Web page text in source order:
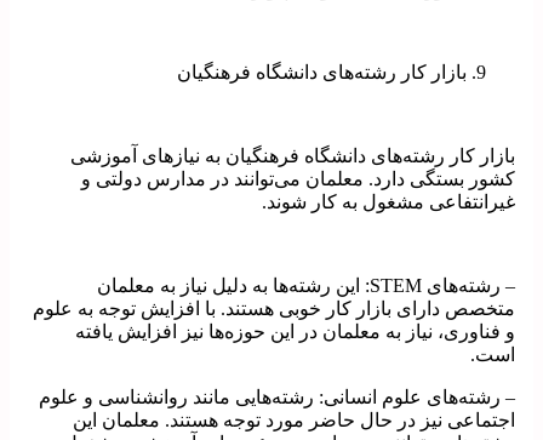
بازار کار رشته‌های دانشگاه فرهنگیان
بازار کار رشته‌های دانشگاه فرهنگیان به نیازهای آموزشی
کشور بستگی دارد. معلمان می‌توانند در مدارس دولتی و
غیرانتفاعی مشغول به کار شوند.
– رشته‌های STEM: این رشته‌ها به دلیل نیاز به معلمان
متخصص دارای بازار کار خوبی هستند. با افزایش توجه به علوم
و فناوری، نیاز به معلمان در این حوزه‌ها نیز افزایش یافته
است.
– رشته‌های علوم انسانی: رشته‌هایی مانند روانشناسی و علوم
اجتماعی نیز در حال حاضر مورد توجه هستند. معلمان این